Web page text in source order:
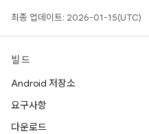
최종 업데이트: 2026-01-15(UTC)
빌드
Android 저장소
요구사항
다운로드